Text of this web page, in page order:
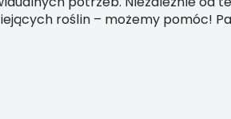
roślin – możemy pomóc!